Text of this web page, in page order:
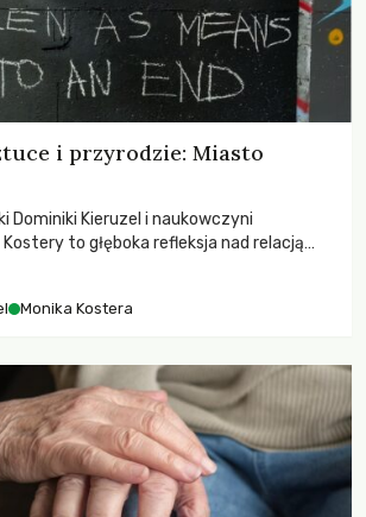
i przyrodzie: Miasto
Dominiki Kieruzel i naukowczyni
Kostery to głęboka refleksja nad relacją
Monika Kostera